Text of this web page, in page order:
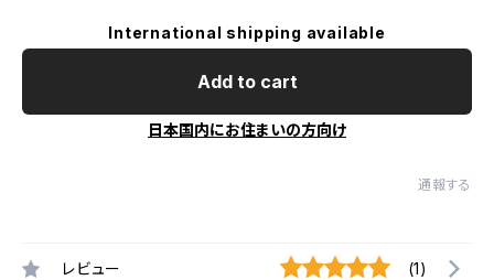
International shipping available
Add to cart
日本国内にお住まいの方向け
通報する
レビュー (1)